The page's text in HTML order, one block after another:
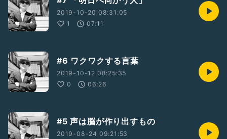
2019-10-20 08:31:05
1
07:11
#6 ワクワクする言葉
2019-10-12 08:25:35
0
06:26
#5 声は脳が作り出すもの
2019-08-24 09:21:53